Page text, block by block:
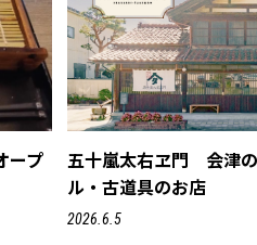
ープ
五十嵐太右ヱ門 会津
ル・古道具のお店
2026.6.5